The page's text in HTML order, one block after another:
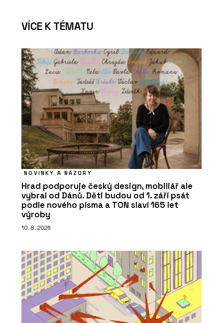
VÍCE K TÉMATU
NOVINKY A NÁZORY
Hrad podporuje český design, mobiliář ale
vybral od Dánů. Děti budou od 1. září psát
podle nového písma a TON slaví 165 let
výroby
10. 8. 2026